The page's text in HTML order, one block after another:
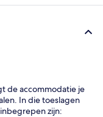
de accommodatie je
In die toeslagen
zijn: